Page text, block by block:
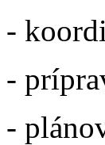
-
-
-